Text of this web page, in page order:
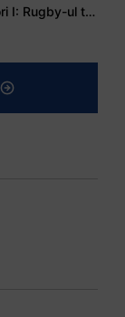
Mohamed Salhi, vicecampion național juniori I: Rugby-ul te învață să accepți și înfrângerile